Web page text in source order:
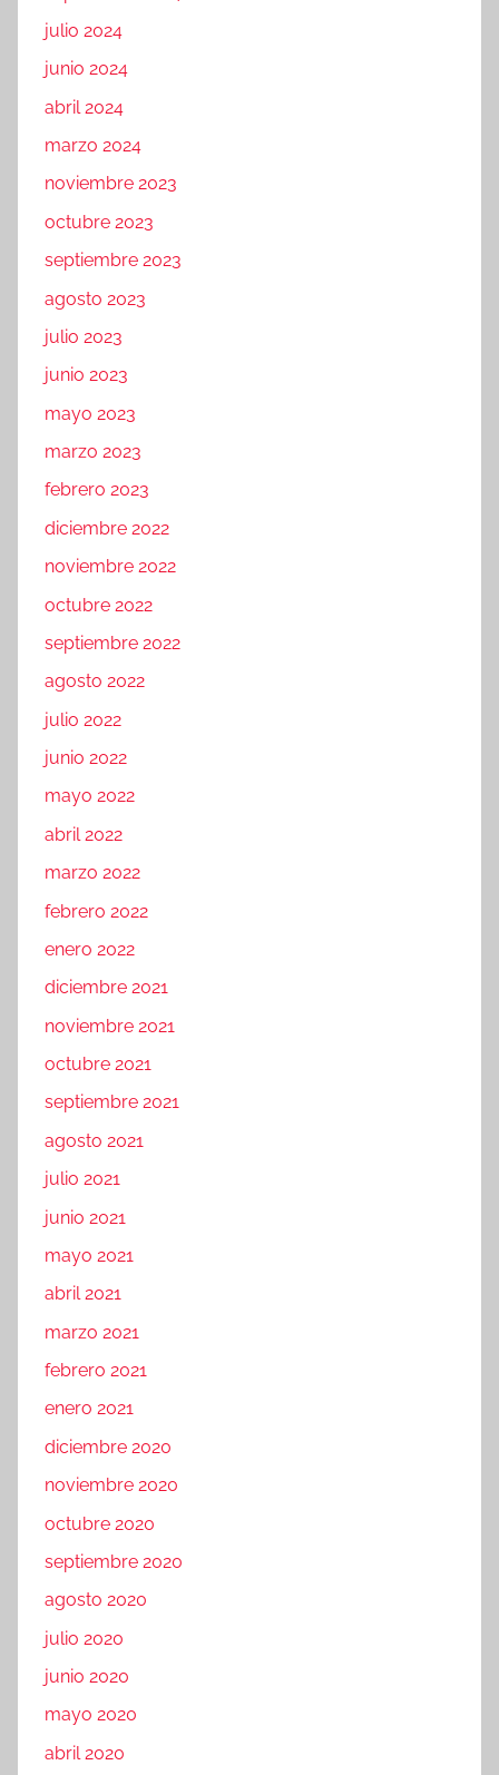
julio 2024
junio 2024
abril 2024
marzo 2024
noviembre 2023
octubre 2023
septiembre 2023
agosto 2023
julio 2023
junio 2023
mayo 2023
marzo 2023
febrero 2023
diciembre 2022
noviembre 2022
octubre 2022
septiembre 2022
agosto 2022
julio 2022
junio 2022
mayo 2022
abril 2022
marzo 2022
febrero 2022
enero 2022
diciembre 2021
noviembre 2021
octubre 2021
septiembre 2021
agosto 2021
julio 2021
junio 2021
mayo 2021
abril 2021
marzo 2021
febrero 2021
enero 2021
diciembre 2020
noviembre 2020
octubre 2020
septiembre 2020
agosto 2020
julio 2020
junio 2020
mayo 2020
abril 2020